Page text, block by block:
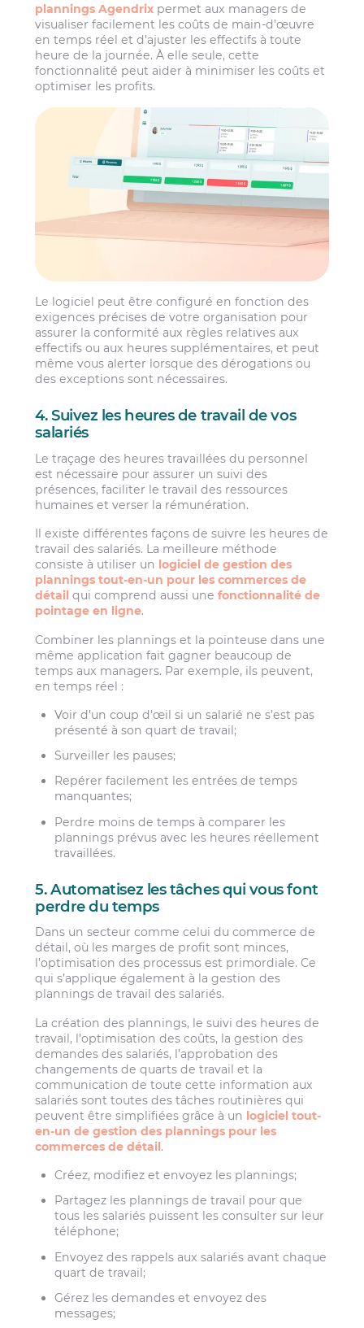
plannings Agendrix permet aux managers de
visualiser facilement les coûts de main-d’œuvre
en temps réel et d’ajuster les effectifs à toute
heure de la journée. À elle seule, cette
fonctionnalité peut aider à minimiser les coûts et
optimiser les profits.
Le logiciel peut être configuré en fonction des
exigences précises de votre organisation pour
assurer la conformité aux règles relatives aux
effectifs ou aux heures supplémentaires, et peut
même vous alerter lorsque des dérogations ou
des exceptions sont nécessaires.
4. Suivez les heures de travail de vos
salariés
Le traçage des heures travaillées du personnel
est nécessaire pour assurer un suivi des
présences, faciliter le travail des ressources
humaines et verser la rémunération.
Il existe différentes façons de suivre les heures de
travail des salariés. La meilleure méthode
consiste à utiliser un logiciel de gestion des
plannings tout-en-un pour les commerces de
détail qui comprend aussi unefonctionnalité de
pointage en ligne.
Combiner les plannings et la pointeuse dans une
même application fait gagner beaucoup de
temps aux managers. Par exemple, ils peuvent,
en temps réel :
Voir d’un coup d’œil si un salarié ne s’est pas
présenté à son quart de travail;
Surveiller les pauses;
Repérer facilement les entrées de temps
manquantes;
Perdre moins de temps à comparer les
plannings prévus avec les heures réellement
travaillées.
5. Automatisez les tâches qui vous font
perdre du temps
Dans un secteur comme celui du commerce de
détail, où les marges de profit sont minces,
l’optimisation des processus est primordiale. Ce
qui s’applique également à la gestion des
plannings de travail des salariés.
La création des plannings, le suivi des heures de
travail, l’optimisation des coûts, la gestion des
demandes des salariés, l’approbation des
changements de quarts de travail et la
communication de toute cette information aux
salariés sont toutes des tâches routinières qui
peuvent être simplifiées grâce à un logiciel tout-
en-un de gestion des plannings pour les
commerces de détail.
Créez, modifiez et envoyez les plannings;
Partagez les plannings de travail pour que
tous les salariés puissent les consulter sur leur
téléphone;
Envoyez des rappels aux salariés avant chaque
quart de travail;
Gérez les demandes et envoyez des
messages;